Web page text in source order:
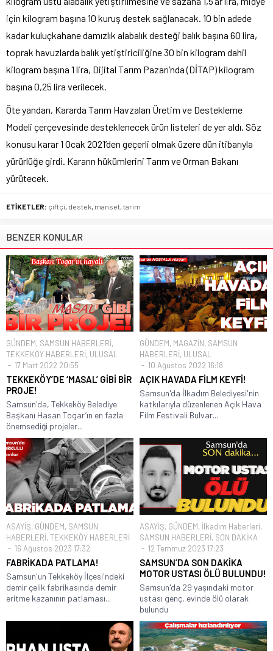
için kilogram başına 10 kuruş destek sağlanacak. 10 bin adede
kadar kuluçkahane damızlık alabalık desteği balık başına 60 lira,
toprak havuzlarda balık yetiştiriciliğine 30 bin kilogram dahil
kilogram başına 1 lira, Dijital Tarım Pazarı’nda (DİTAP) kilogram
başına 0,25 lira verilecek.
Öte yandan, Kararda Tarım Havzaları Üretim ve Destekleme
Modeli çerçevesinde desteklenecek ürün listeleri de yer aldı. Söz
konusu karar 1 Ocak 2021’den geçerli olmak üzere dün itibarıyla
yürürlüğe girdi. Kararın hükümlerini Tarım ve Orman Bakanı
yürütecek.
ETİKETLER: çiftçi, destek, manset, tarım
BENZER KONULAR
GÜNDEM, SAMSUN HABERLERİ,
TEKKEKÖY HABERLERİ, ULUSAL
17 Mart 2022 20:55
TEKKEKÖY’DE ‘MASAL’ GİBİ BİR
PROJE!
Samsun'da, Tekkeköy Belediye
Başkanı Hasan Togar’ın en fazla
önemsediği projeler...
GÜNDEM, MAGAZİN, SAMSUN
HABERLERİ, ULUSAL
10 Ağustos 2022 16:18
AÇIK HAVADA FİLM KEYFİ!
Samsun'da İlkadım Belediyesi'nin
katkılarıyla düzenlenen Açık Hava
Film Festivali Bulvar...
ASAYİŞ, GÜNDEM, SAMSUN
HABERLERİ, TEKKEKÖY HABERLERİ
16 Ağustos 2023 17:32
FABRİKADA PATLAMA!
Samsun'un Tekkeköy İlçesi'ndeki
demir çelik fabrikasında demir
eritme kazanının patlaması...
ASAYİŞ, GÜNDEM, İlkadım Haberleri,
SAMSUN HABERLERİ, SON DAKİKA
12 Temmuz 2023 17:23
SAMSUN’DA SON DAKİKA
MOTOR USTASI ÖLÜ BULUNDU!
Samsun'da 29 yaşındaki motor
ustası genç, evinde ölü olarak
bulundu